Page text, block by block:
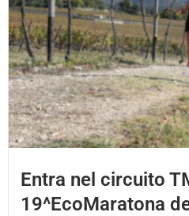
Entra nel circuito
19^EcoMaratona